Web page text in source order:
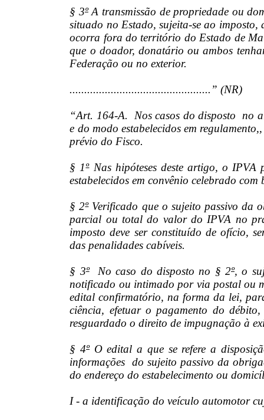
§ 3ºA transmissão de propriedade ou
situado no Estado, sujeita-se ao imposto,
ocorra fora do território do Estado de
que o doador, donatário ou ambos
Federação ou no exterior.
................................................” (NR)
“Art. 164-A. Nos casos do disposto no
e do modo estabelecidos em
prévio do Fisco.
§ 1ºNas hipóteses deste artigo, o IPVA
estabelecidos em convênio celebrado
§ 2ºVerificado que o sujeito passivo da
parcial ou total do valor do IPVA no
imposto deve ser constituído de ofício,
das penalidades cabíveis.
§ 3ºNo caso do disposto no § 2º, o
notificado ou intimado por via postal ou
edital confirmatório, na forma da lei,
ciência, efetuar o pagamento do
resguardado o direito de impugnação à
§ 4ºO edital a que se refere a
informações do sujeito passivo da
do endereço do estabelecimento ou
I - a identificação do veículo automotor